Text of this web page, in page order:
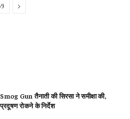
Next
Gun तैनाती की सिरसा ने समीक्षा की,
रोकने के निर्देश